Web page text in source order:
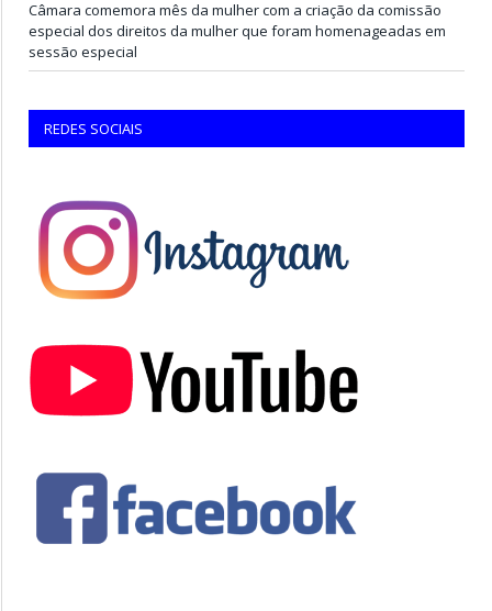
Câmara comemora mês da mulher com a criação da comissão
especial dos direitos da mulher que foram homenageadas em
sessão especial
REDES SOCIAIS